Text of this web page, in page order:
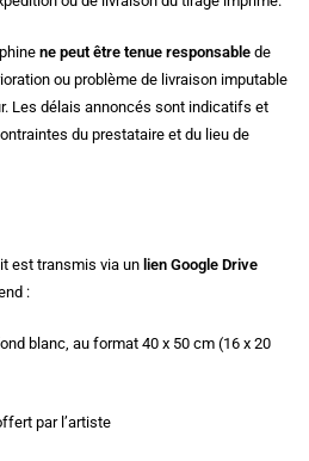
ne peut être tenue responsable de
ou problème de livraison imputable
Les délais annoncés sont indicatifs et
du prestataire et du lieu de
est transmis via un lien Google Drive
:
blanc, au format 40 x 50 cm (16 x 20
par l’artiste